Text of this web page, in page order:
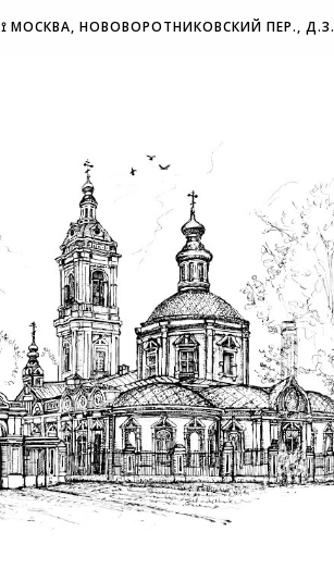
⟟ МОСКВА, НОВОВОРОТНИКОВСКИЙ ПЕР., Д.3.